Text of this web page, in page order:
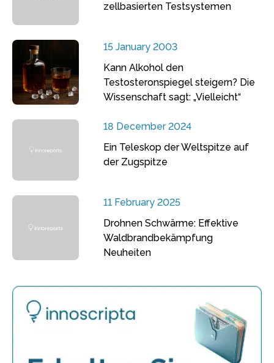
zellbasierten Testsystemen
15 January 2003
Kann Alkohol den
Testosteronspiegel steigern? Die
Wissenschaft sagt: „Vielleicht“
18 December 2024
Ein Teleskop der Weltspitze auf
der Zugspitze
11 February 2025
Drohnen Schwärme: Effektive
Waldbrandbekämpfung
Neuheiten